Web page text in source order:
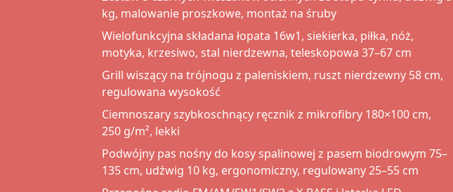
kg, malowanie proszkowe, montaż na śruby
Wielofunkcyjna składana łopata 16w1, siekierka, piłka, nóż,
motyka, krzesiwo, stal nierdzewna, teleskopowa 37–67 cm
Grill wiszący na trójnogu z paleniskiem, ruszt nierdzewny 58 cm,
regulowana wysokość
Ciemnoszary szybkoschnący ręcznik z mikrofibry 180×100 cm,
250 g/m², lekki
Podwójny pas nośny do kosy spalinowej z pasem biodrowym 75–
135 cm, udźwig 10 kg, ergonomiczny, regulowany 25–55 cm